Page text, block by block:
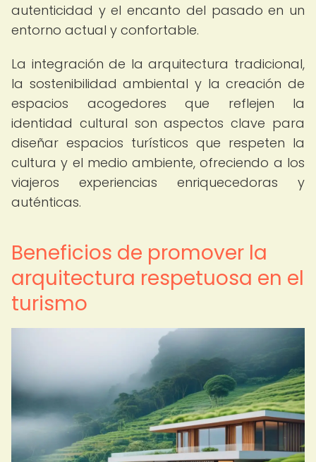
autenticidad y el encanto del pasado en un
entorno actual y confortable.
La integración de la arquitectura tradicional,
la sostenibilidad ambiental y la creación de
espacios acogedores que reflejen la
identidad cultural son aspectos clave para
diseñar espacios turísticos que respeten la
cultura y el medio ambiente, ofreciendo a los
viajeros experiencias enriquecedoras y
auténticas.
Beneficios de promover la
arquitectura respetuosa en el
turismo